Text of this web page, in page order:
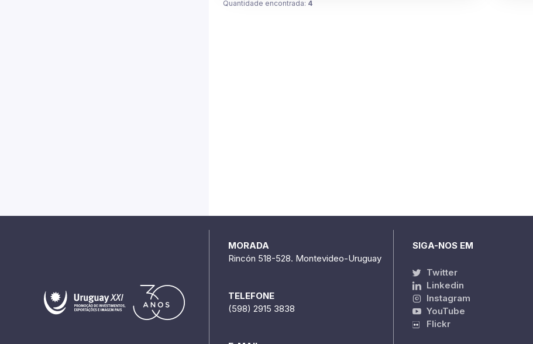
Quantidade encontrada: 4
MORADA
Rincón 518-528. Montevideo-Uruguay
TELEFONE
(598) 2915 3838
SIGA-NOS EM
Twitter
Linkedin
Instagram
YouTube
Flickr